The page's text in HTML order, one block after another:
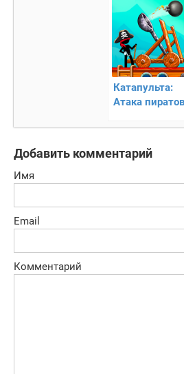
Катапульта:
Атака пиратов
Добавить комментарий
Имя
Email
Комментарий